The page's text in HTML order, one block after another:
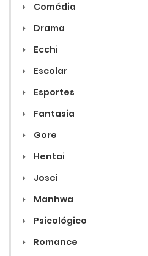
Comédia
Drama
Ecchi
Escolar
Esportes
Fantasia
Gore
Hentai
Josei
Manhwa
Psicológico
Romance